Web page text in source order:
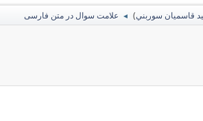
قاسميان سوربني)
◄ علامت سوال در متن فارسی